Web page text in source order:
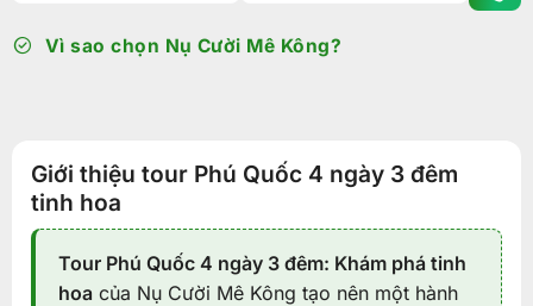
Vì sao chọn Nụ Cười Mê Kông?
Giới thiệu tour Phú Quốc 4 ngày 3 đêm
tinh hoa
Tour Phú Quốc 4 ngày 3 đêm: Khám phá tinh
hoacủa Nụ Cười Mê Kông tạo nên một hành